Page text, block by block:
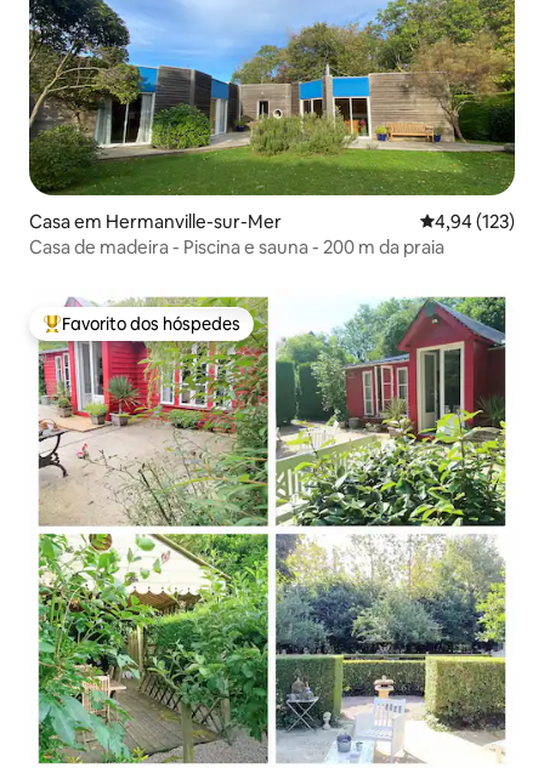
Casa em Hermanville-sur-Mer Classificação
4,94 (123)
Casa de madeira - Piscina e sauna - 200 m da praia
Favoritos dos hóspedes mais apreciados
Favorito dos hóspedes